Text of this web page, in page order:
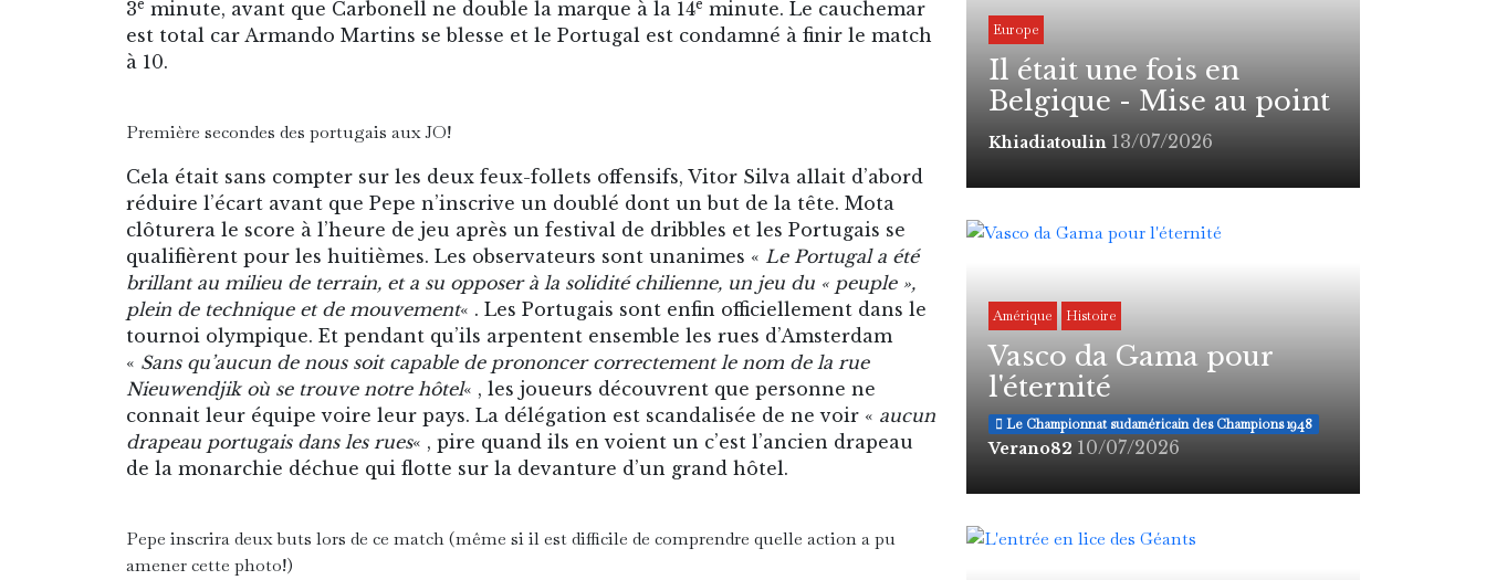
3e minute, avant que Carbonell ne double la marque à la 14e minute. Le cauchemar
est total car Armando Martins se blesse et le Portugal est condamné à finir le match
à 10.
Première secondes des portugais aux JO!
Cela était sans compter sur les deux feux-follets offensifs, Vitor Silva allait d’abord
réduire l’écart avant que Pepe n’inscrive un doublé dont un but de la tête. Mota
clôturera le score à l’heure de jeu après un festival de dribbles et les Portugais se
qualifièrent pour les huitièmes. Les observateurs sont unanimes « Le Portugal a été
brillant au milieu de terrain, et a su opposer à la solidité chilienne, un jeu du « peuple »,
plein de technique et de mouvement« . Les Portugais sont enfin officiellement dans le
tournoi olympique. Et pendant qu’ils arpentent ensemble les rues d’Amsterdam
« Sans qu’aucun de nous soit capable de prononcer correctement le nom de la rue
Nieuwendjik où se trouve notre hôtel« , les joueurs découvrent que personne ne
connait leur équipe voire leur pays. La délégation est scandalisée de ne voir « aucun
drapeau portugais dans les rues« , pire quand ils en voient un c’est l’ancien drapeau
de la monarchie déchue qui flotte sur la devanture d’un grand hôtel.
Pepe inscrira deux buts lors de ce match (même si il est difficile de comprendre quelle action a pu
amener cette photo!)
Europe
Il était une fois en
Belgique - Mise au point
Khiadiatoulin 13/07/2026
Amérique Histoire
Vasco da Gama pour
l'éternité
Le Championnat sudaméricain des Champions 1948
Verano82 10/07/2026